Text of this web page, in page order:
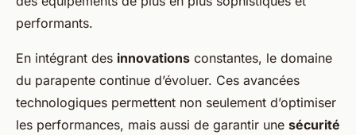
performants.
En intégrant des innovations constantes, le domaine
du parapente continue d’évoluer. Ces avancées
technologiques permettent non seulement d’optimiser
les performances, mais aussi de garantir une sécurité